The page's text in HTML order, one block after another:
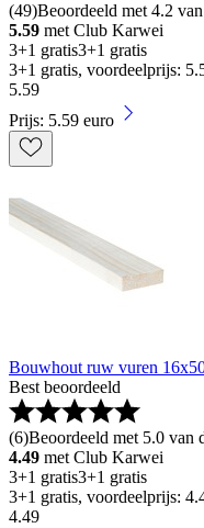
(49)Beoordeeld met 4.2
5.59 met Club Karwei
3+1 gratis3+1 gratis
3+1 gratis, voordeelprijs:
5.59
Prijs: 5.59 euro
Bouwhout ruw vuren
Best beoordeeld
(6)Beoordeeld met 5.0 van
4.49 met Club Karwei
3+1 gratis3+1 gratis
3+1 gratis, voordeelprijs:
4.49